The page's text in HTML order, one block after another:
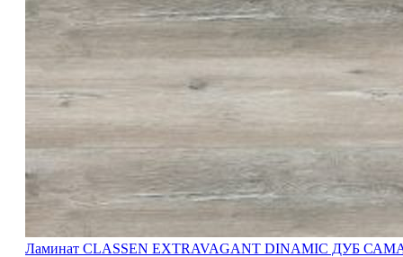
Ламинат CLASSEN EXTRAVAGANT DINAMIC ДУБ